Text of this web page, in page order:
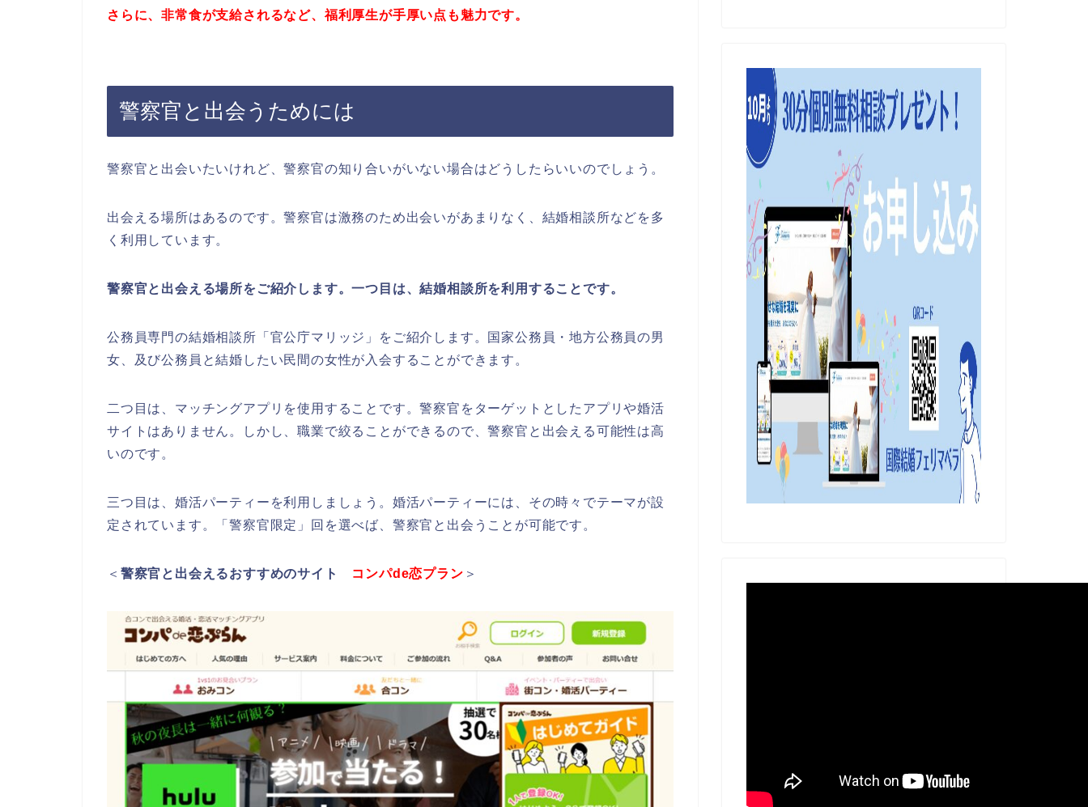
さらに、非常食が支給されるなど、福利厚生が手厚い点も魅力です。
警察官と出会うためには
警察官と出会いたいけれど、警察官の知り合いがいない場合はどうしたらいいのでしょう。
出会える場所はあるのです。警察官は激務のため出会いがあまりなく、結婚相談所などを多
く利用しています。
警察官と出会える場所をご紹介します。一つ目は、結婚相談所を利用することです。
公務員専門の結婚相談所「官公庁マリッジ」をご紹介します。国家公務員・地方公務員の男
女、及び公務員と結婚したい民間の女性が入会することができます。
二つ目は、マッチングアプリを使用することです。警察官をターゲットとしたアプリや婚活
サイトはありません。しかし、職業で絞ることができるので、警察官と出会える可能性は高
いのです。
三つ目は、婚活パーティーを利用しましょう。婚活パーティーには、その時々でテーマが設
定されています。「警察官限定」回を選べば、警察官と出会うことが可能です。
＜ 警察官と出会えるおすすめのサイト コンパde恋プラン ＞